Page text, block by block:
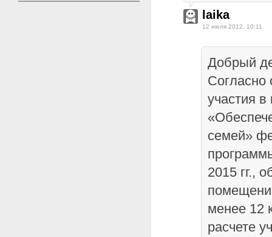
laika
12 июля 2012, 10:11
Добрый
Согласно
участия
семей»
2015 гг.,
менее 12
расчете